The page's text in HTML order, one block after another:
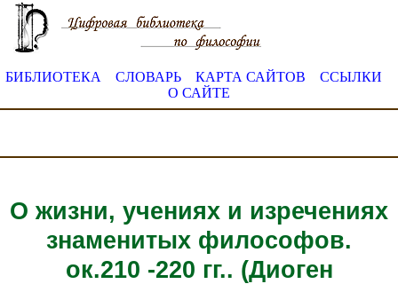
БИБЛИОТЕКА СЛОВАРЬ КАРТА САЙТОВ
ССЫЛКИ
О САЙТЕ
О жизни, учениях и изречениях
знаменитых философов.
ок.210 -220 гг.. (Диоген